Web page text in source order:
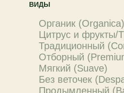
ВИДЫ
Органик (Organica)
Цитрус и фрукты/
Традиционный
Отборный
Мягкий (Suave)
Без веточек
Продымленный